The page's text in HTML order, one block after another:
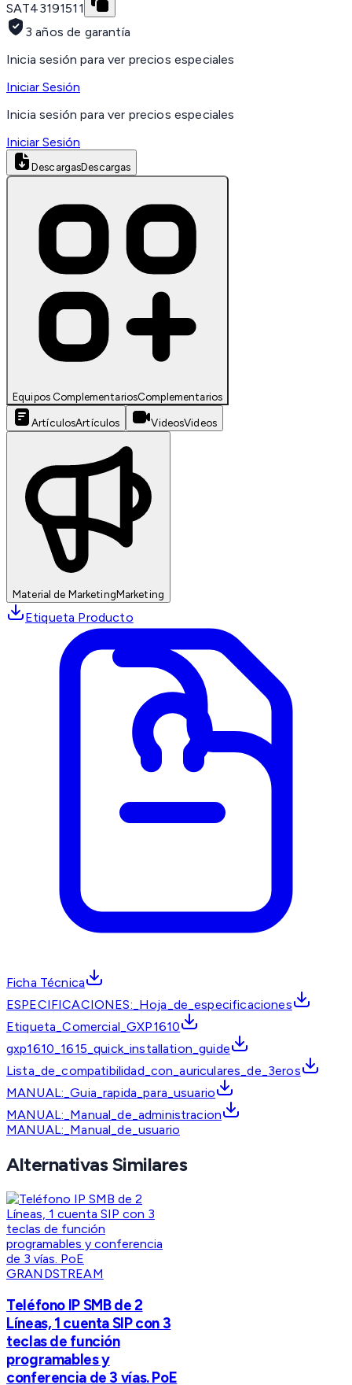
SAT43191511
3 años de garantía
Inicia sesión para ver precios especiales
Iniciar Sesión
Inicia sesión para ver precios especiales
Iniciar Sesión
DescargasDescargas
Equipos ComplementariosComplementarios
ArtículosArtículos VideosVideos
Material de MarketingMarketing
Etiqueta Producto
Ficha Técnica
ESPECIFICACIONES:_Hoja_de_especificaciones
Etiqueta_Comercial_GXP1610
gxp1610_1615_quick_installation_guide
Lista_de_compatibilidad_con_auriculares_de_3eros
MANUAL:_Guia_rapida_para_usuario
MANUAL:_Manual_de_administracion
MANUAL:_Manual_de_usuario
Alternativas Similares
GRANDSTREAM
Teléfono IP SMB de 2
Líneas, 1 cuenta SIP con 3
teclas de función
programables y
conferencia de 3 vías. PoE